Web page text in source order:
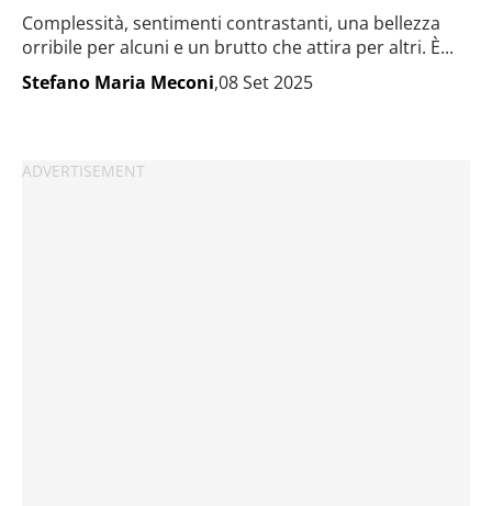
Complessità, sentimenti contrastanti, una bellezza
orribile per alcuni e un brutto che attira per altri. È...
Stefano Maria Meconi,08 Set 2025